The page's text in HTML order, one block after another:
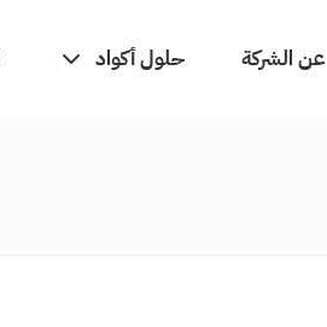
عن الشركة حلول أكواد